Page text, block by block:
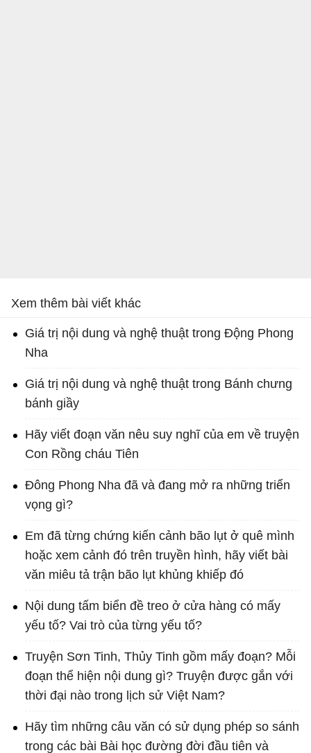
Xem thêm bài viết khác
Giá trị nội dung và nghệ thuật trong Động Phong
Nha
Giá trị nội dung và nghệ thuật trong Bánh chưng
bánh giầy
Hãy viết đoạn văn nêu suy nghĩ của em về truyện
Con Rồng cháu Tiên
Đông Phong Nha đã và đang mở ra những triển
vọng gì?
Em đã từng chứng kiến cảnh bão lụt ở quê mình
hoặc xem cảnh đó trên truyền hình, hãy viết bài
văn miêu tả trận bão lụt khủng khiếp đó
Nội dung tấm biển đề treo ở cửa hàng có mấy
yếu tố? Vai trò của từng yếu tố?
Truyện Sơn Tinh, Thủy Tinh gồm mấy đoạn? Mỗi
đoạn thể hiện nội dung gì? Truyện được gắn với
thời đại nào trong lịch sử Việt Nam?
Hãy tìm những câu văn có sử dụng phép so sánh
trong các bài Bài học đường đời đầu tiên và